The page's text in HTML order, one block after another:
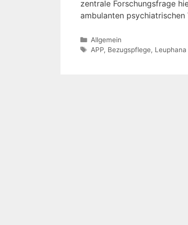
zentrale Forschungsfrage
ambulanten
Kategorien
Allgemein
Schlagwörter
APP, Bezugspflege, Leuphana